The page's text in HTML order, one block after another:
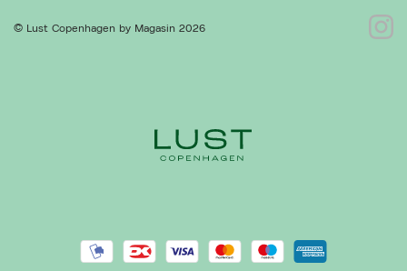
Gå til Kundeservice
Privatlivspolitik
Om os
© Lust Copenhagen by Magasin 2026